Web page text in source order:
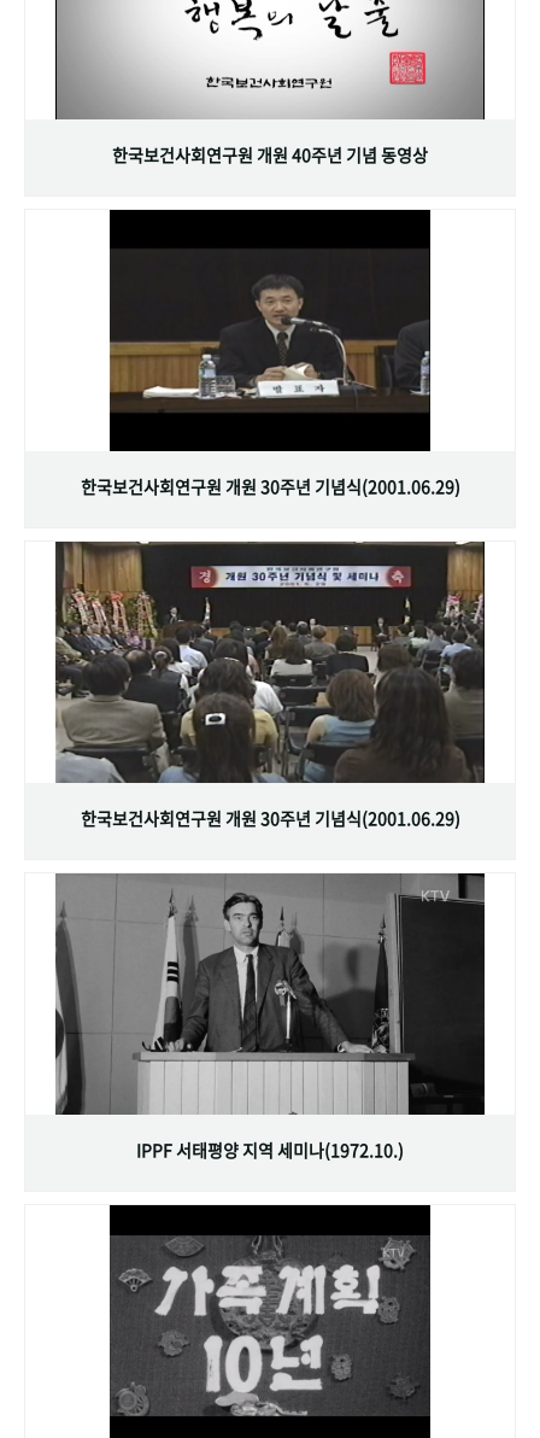
한국보건사회연구원 개원 40주년 기념 동영상
한국보건사회연구원 개원 30주년 기념식(2001.06.29)
한국보건사회연구원 개원 30주년 기념식(2001.06.29)
IPPF 서태평양 지역 세미나(1972.10.)